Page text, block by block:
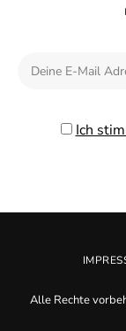
Ich
Alle Rechte